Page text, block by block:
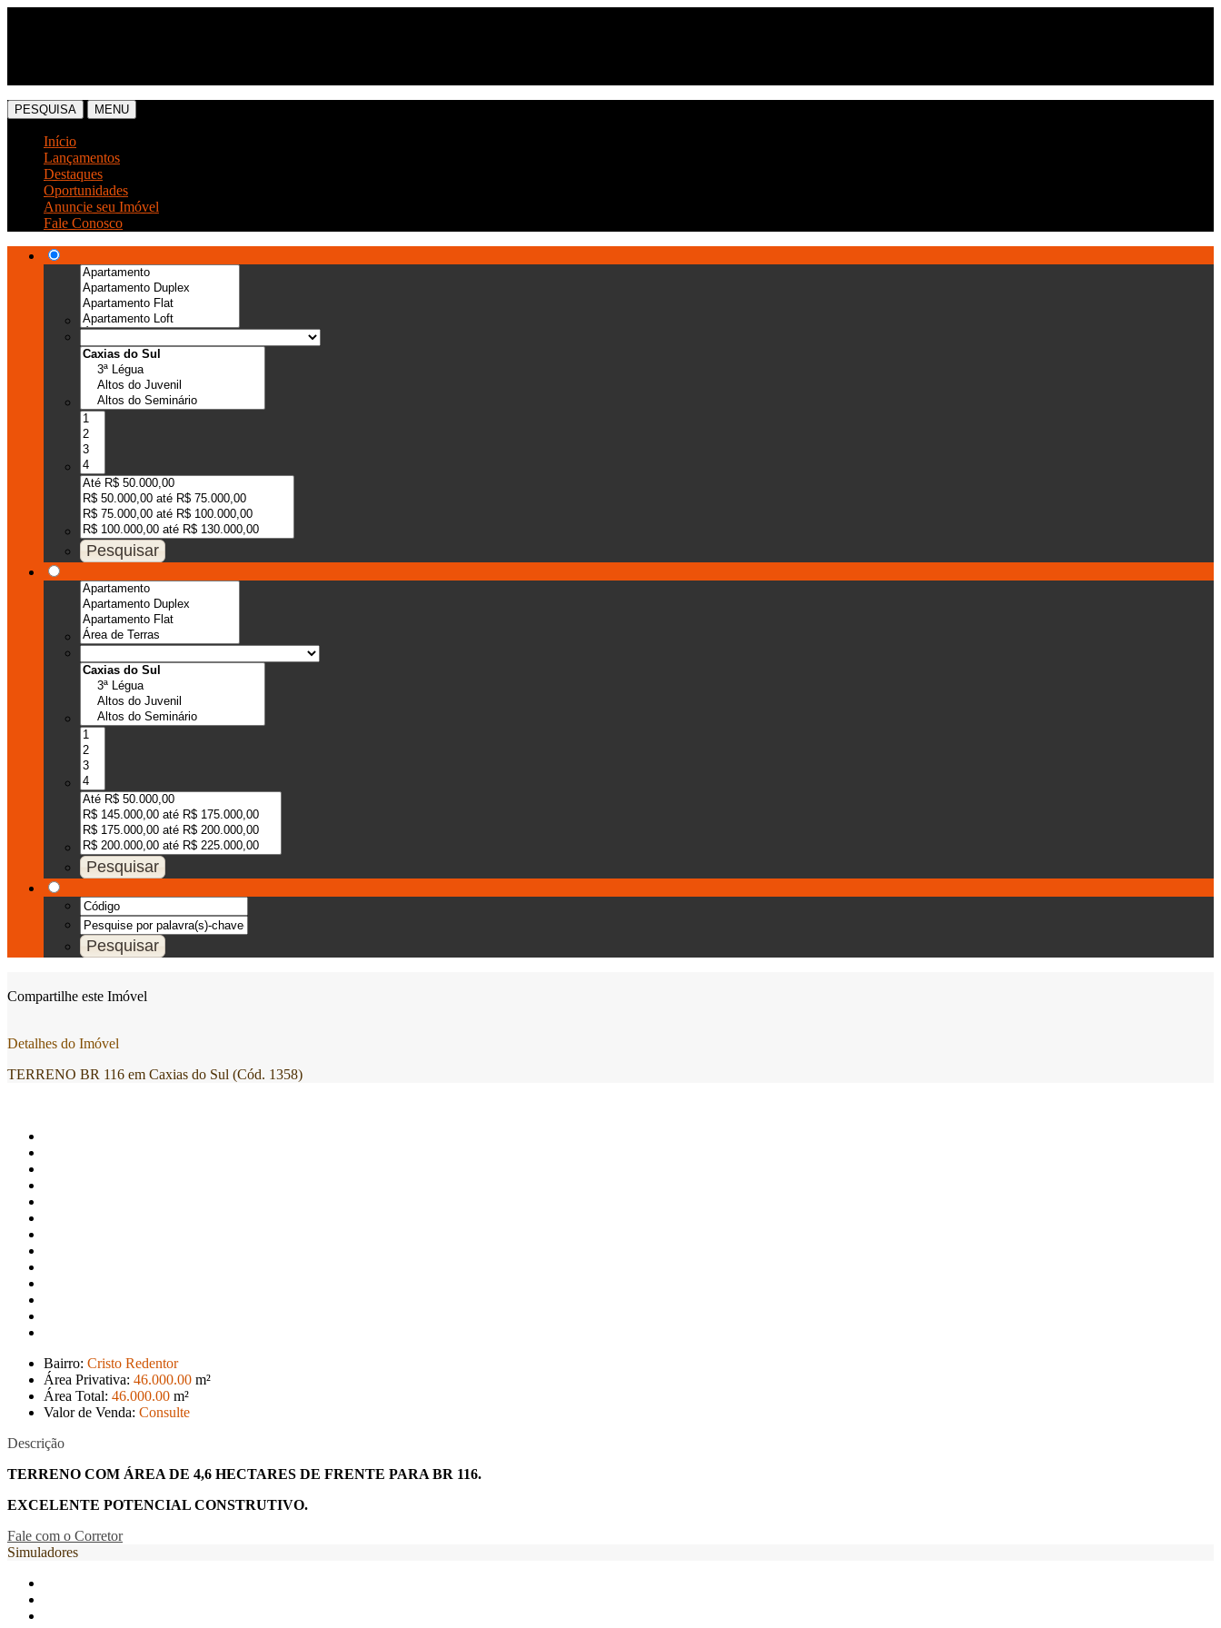
PESQUISA MENU
Início
Lançamentos
Destaques
Oportunidades
Anuncie seu Imóvel
Fale Conosco
Compartilhe este Imóvel
Detalhes do Imóvel
TERRENO BR 116 em Caxias do Sul (Cód. 1358)
Bairro: Cristo Redentor
Área Privativa: 46.000.00 m²
Área Total: 46.000.00 m²
Valor de Venda: Consulte
Descrição
TERRENO COM ÁREA DE 4,6 HECTARES DE FRENTE PARA BR 116.
EXCELENTE POTENCIAL CONSTRUTIVO.
Fale com o Corretor
Simuladores